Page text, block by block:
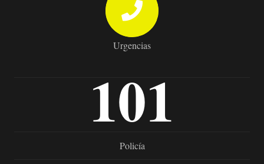
Urgencias
101
Policía